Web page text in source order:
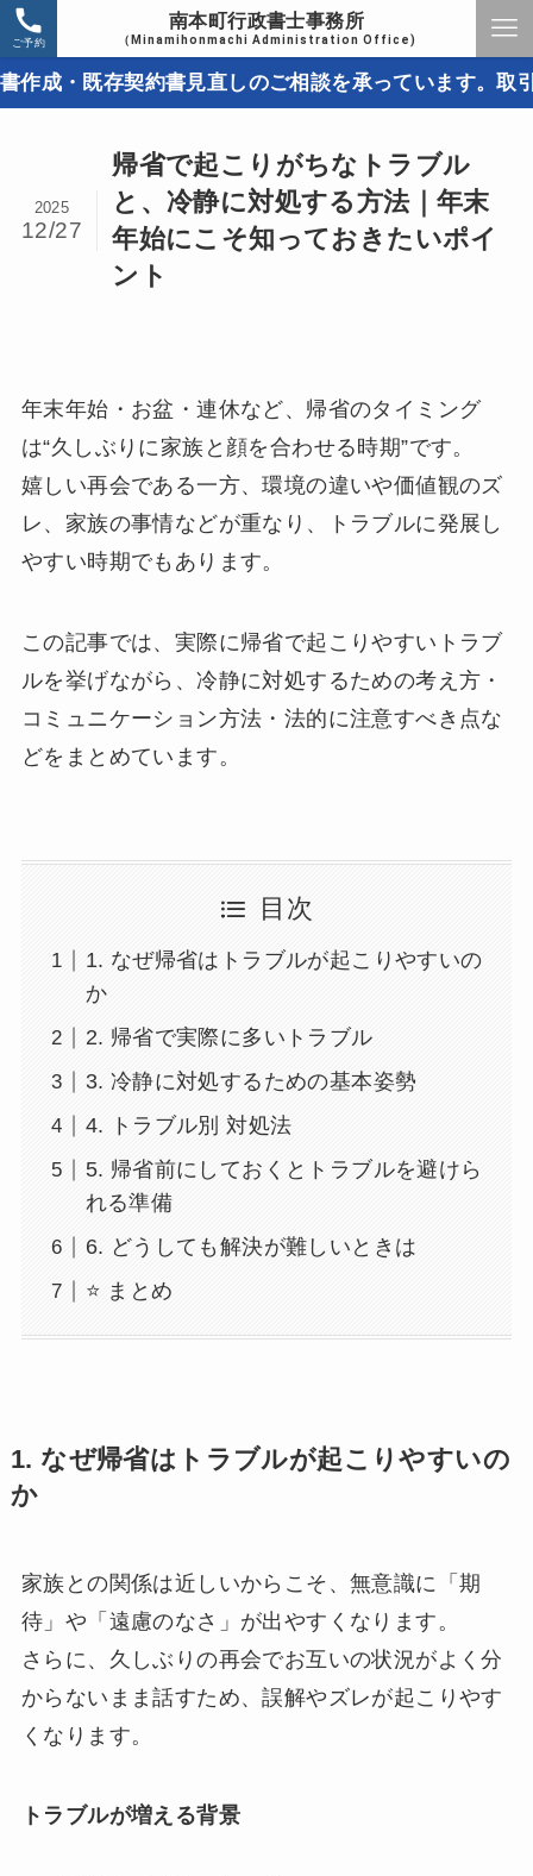
南本町行政書士事務所
（Minamihonmachi Administration Office)
ご予約
契約書見直しのご相談を承っています。取引トラブ
帰省で起こりがちなトラブル
と、冷静に対処する方法｜年末
年始にこそ知っておきたいポイ
ント
2025
12/27
年末年始・お盆・連休など、帰省のタイミング
は“久しぶりに家族と顔を合わせる時期”です。
嬉しい再会である一方、環境の違いや価値観のズ
レ、家族の事情などが重なり、トラブルに発展し
やすい時期でもあります。
この記事では、実際に帰省で起こりやすいトラブ
ルを挙げながら、冷静に対処するための考え方・
コミュニケーション方法・法的に注意すべき点な
どをまとめています。
目次
1. なぜ帰省はトラブルが起こりやすいの
か
2. 帰省で実際に多いトラブル
3. 冷静に対処するための基本姿勢
4. トラブル別 対処法
5. 帰省前にしておくとトラブルを避けら
れる準備
6. どうしても解決が難しいときは
⭐ まとめ
1. なぜ帰省はトラブルが起こりやすいの
か
家族との関係は近しいからこそ、無意識に「期
待」や「遠慮のなさ」が出やすくなります。
さらに、久しぶりの再会でお互いの状況がよく分
からないまま話すため、誤解やズレが起こりやす
くなります。
トラブルが増える背景